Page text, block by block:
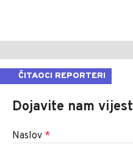
ČITAOCI REPORTERI
Dojavite nam vijest
Naslov *